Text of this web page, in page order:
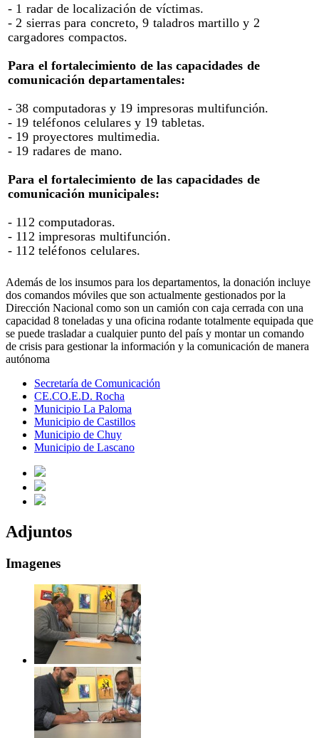
- 1 radar de localización de víctimas.
- 2 sierras para concreto, 9 taladros martillo y 2
cargadores compactos.
Para el fortalecimiento de las capacidades de
comunicación departamentales:
- 38 computadoras y 19 impresoras multifunción.
- 19 teléfonos celulares y 19 tabletas.
- 19 proyectores multimedia.
- 19 radares de mano.
Para el fortalecimiento de las capacidades de
comunicación municipales:
- 112 computadoras.
- 112 impresoras multifunción.
- 112 teléfonos celulares.
Además de los insumos para los departamentos, la donación incluye
dos comandos móviles que son actualmente gestionados por la
Dirección Nacional como son un camión con caja cerrada con una
capacidad 8 toneladas y una oficina rodante totalmente equipada que
se puede trasladar a cualquier punto del país y montar un comando
de crisis para gestionar la información y la comunicación de manera
autónoma
Secretaría de Comunicación
CE.CO.E.D. Rocha
Municipio La Paloma
Municipio de Castillos
Municipio de Chuy
Municipio de Lascano
Adjuntos
Imagenes